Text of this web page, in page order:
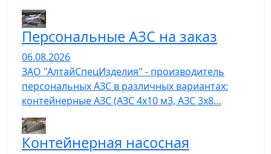
Персональные АЗС на заказ
06.08.2026
ЗАО "АлтайСпецИзделия" - производитель
персональных АЗС в различных вариантах:
контейнерные АЗС (АЗС 4х10 м3, АЗС 3х8…
Контейнерная насосная